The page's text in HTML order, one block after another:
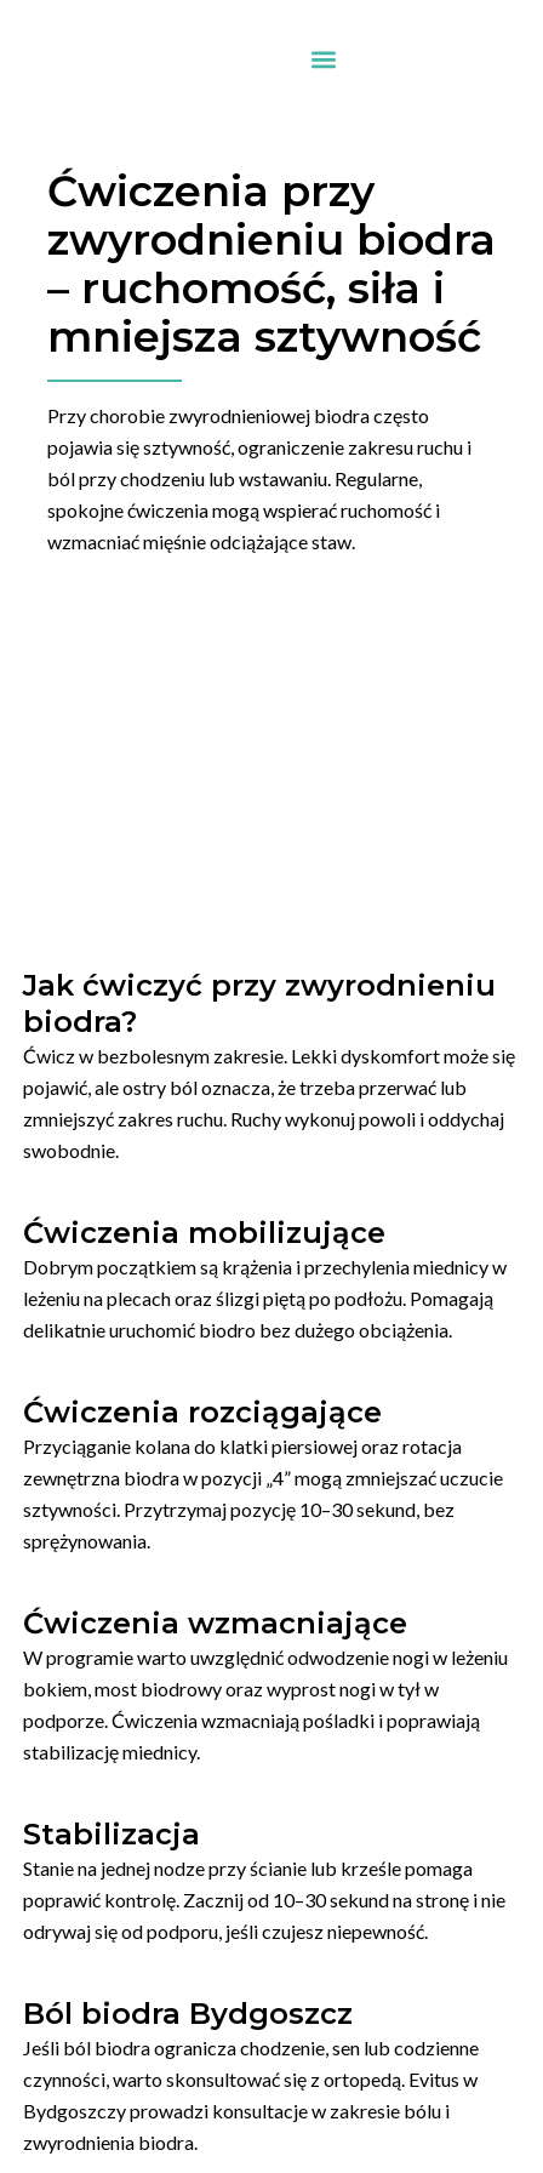
Ćwiczenia przy
zwyrodnieniu biodra
– ruchomość, siła i
mniejsza sztywność
Przy chorobie zwyrodnieniowej biodra często
pojawia się sztywność, ograniczenie zakresu ruchu i
ból przy chodzeniu lub wstawaniu. Regularne,
spokojne ćwiczenia mogą wspierać ruchomość i
wzmacniać mięśnie odciążające staw.
Jak ćwiczyć przy zwyrodnieniu
biodra?
Ćwicz w bezbolesnym zakresie. Lekki dyskomfort może się
pojawić, ale ostry ból oznacza, że trzeba przerwać lub
zmniejszyć zakres ruchu. Ruchy wykonuj powoli i oddychaj
swobodnie.
Ćwiczenia mobilizujące
Dobrym początkiem są krążenia i przechylenia miednicy w
leżeniu na plecach oraz ślizgi piętą po podłożu. Pomagają
delikatnie uruchomić biodro bez dużego obciążenia.
Ćwiczenia rozciągające
Przyciąganie kolana do klatki piersiowej oraz rotacja
zewnętrzna biodra w pozycji „4” mogą zmniejszać uczucie
sztywności. Przytrzymaj pozycję 10–30 sekund, bez
sprężynowania.
Ćwiczenia wzmacniające
W programie warto uwzględnić odwodzenie nogi w leżeniu
bokiem, most biodrowy oraz wyprost nogi w tył w
podporze. Ćwiczenia wzmacniają pośladki i poprawiają
stabilizację miednicy.
Stabilizacja
Stanie na jednej nodze przy ścianie lub krześle pomaga
poprawić kontrolę. Zacznij od 10–30 sekund na stronę i nie
odrywaj się od podporu, jeśli czujesz niepewność.
Ból biodra Bydgoszcz
Jeśli ból biodra ogranicza chodzenie, sen lub codzienne
czynności, warto skonsultować się z ortopedą. Evitus w
Bydgoszczy prowadzi konsultacje w zakresie bólu i
zwyrodnienia biodra.